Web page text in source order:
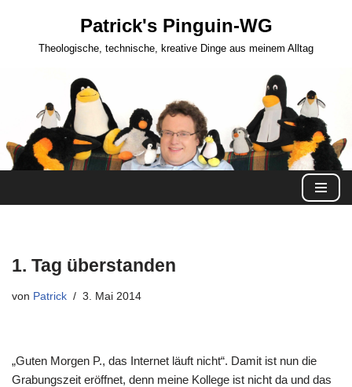
Patrick's Pinguin-WG
Theologische, technische, kreative Dinge aus meinem Alltag
1. Tag überstanden
von Patrick 3. Mai 2014
„Guten Morgen P., das Internet läuft nicht“. Damit ist nun die
Grabungszeit eröffnet, denn meine Kollege ist nicht da und das